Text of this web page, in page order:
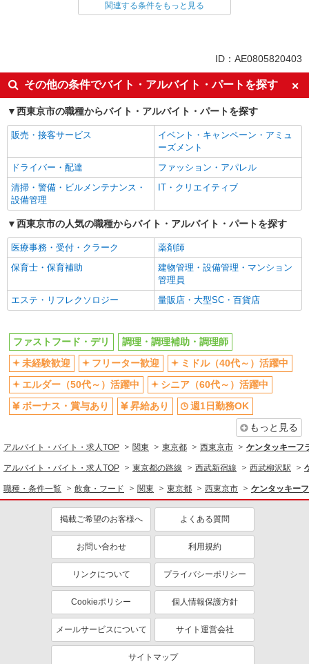
同じ雇用形態から西武柳沢駅の求人を探す
未経験歓迎
フリーター歓迎
ミドル（40代～）活躍中
エルダー（50代～）活躍中
シニア（60代～）活躍中
ボーナス・賞与あり
昇給あり
週1日勤務OK
週2～3日勤務OK
短時間勤務（1日4h以内）OK
上場企業・上場企業のグループ会
社
扶養内勤務OK
交通費支給
社会保険あり
まかない・食事補助
社員登用あり
同じ職種から求人を探す
飲食・フード
ファストフード・デリ
調理・調理補助・調理師
未経験歓迎
ミドル（40代～）活躍中
ボーナス・賞与あり
週1日勤務OK
週2～3日勤務OK
短時間勤務（1日4h以内）OK
上場企業・上場企業のグループ会
扶養内勤務OK
関連する条件をもっと見る
ID：AE0805820403
その他の条件でバイト・アルバイト・パートを探す
西東京市の職種からバイト・アルバイト・パートを探す
販売・接客サービス
イベント・キャンペーン・アミュ
ーズメント
ドライバー・配達
ファッション・アパレル
清掃・警備・ビルメンテナンス・
設備管理
IT・クリエイティブ
西東京市の人気の職種からバイト・アルバイト・パートを探す
医療事務・受付・クラーク
薬剤師
保育士・保育補助
建物管理・設備管理・マンション
管理員
エステ・リフレクソロジー
量販店・大型SC・百貨店
ファストフード・デリ
調理・調理補助・調理師
未経験歓迎
フリーター歓迎
ミドル（40代～）活躍中
エルダー（50代～）活躍中
シニア（60代～）活躍中
ボーナス・賞与あり
昇給あり
週1日勤務OK
もっと見る
アルバイト・バイト・求人TOP 関東 東京都 西東京市 ケンタッキーフ
アルバイト・バイト・求人TOP 東京都の路線 西武新宿線 西武柳沢駅
職種・条件一覧 飲食・フード 関東 東京都 西東京市 ケンタッキー
掲載ご希望のお客様へ よくある質問
お問い合わせ 利用規約
リンクについて プライバシーポリシー
Cookieポリシー 個人情報保護方針
メールサービスについて サイト運営会社
サイトマップ